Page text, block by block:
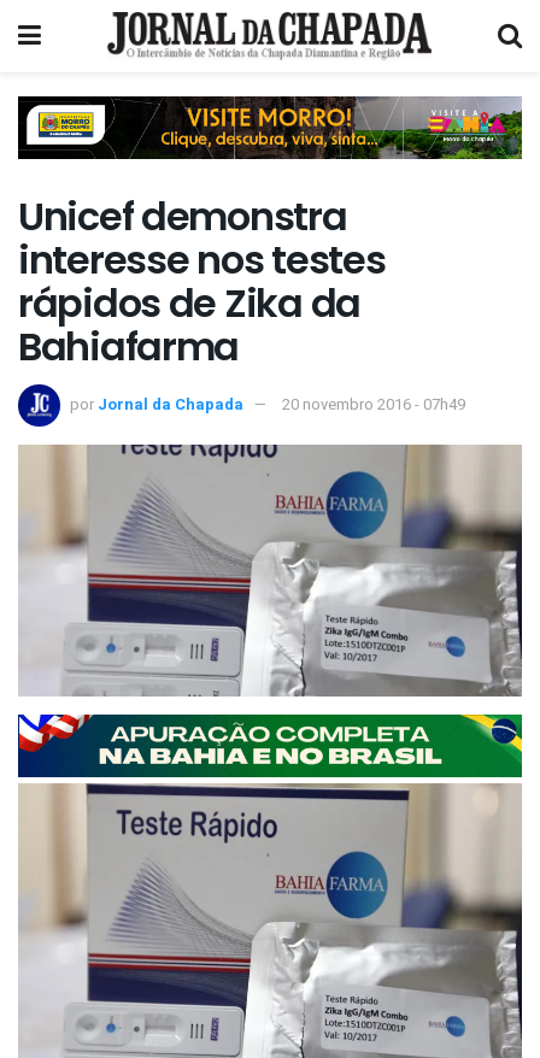
Unicef demonstra
interesse nos testes
rápidos de Zika da
Bahiafarma
por Jornal da Chapada 20 novembro 2016 - 07h49